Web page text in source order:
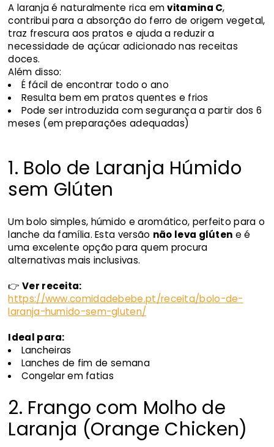
A laranja é naturalmente rica emvitamina C,
contribui para a absorção do ferro de origem vegetal,
traz frescura aos pratos e ajuda a reduzir a
necessidade de açúcar adicionado nas receitas
doces.
Além disso:
É fácil de encontrar todo o ano
Resulta bem em pratos quentes e frios
Pode ser introduzida com segurança a partir dos 6
meses (em preparações adequadas)
1. Bolo de Laranja Húmido
sem Glúten
Um bolo simples, húmido e aromático, perfeito para o
lanche da família. Esta versão não leva glúten e é
uma excelente opção para quem procura
alternativas mais inclusivas.
👉Ver receita:
https://www.comidadebebe.pt/receita/bolo-de-
laranja-humido-sem-gluten/
Ideal para:
Lancheiras
Lanches de fim de semana
Congelar em fatias
2. Frango com Molho de
Laranja (Orange Chicken)